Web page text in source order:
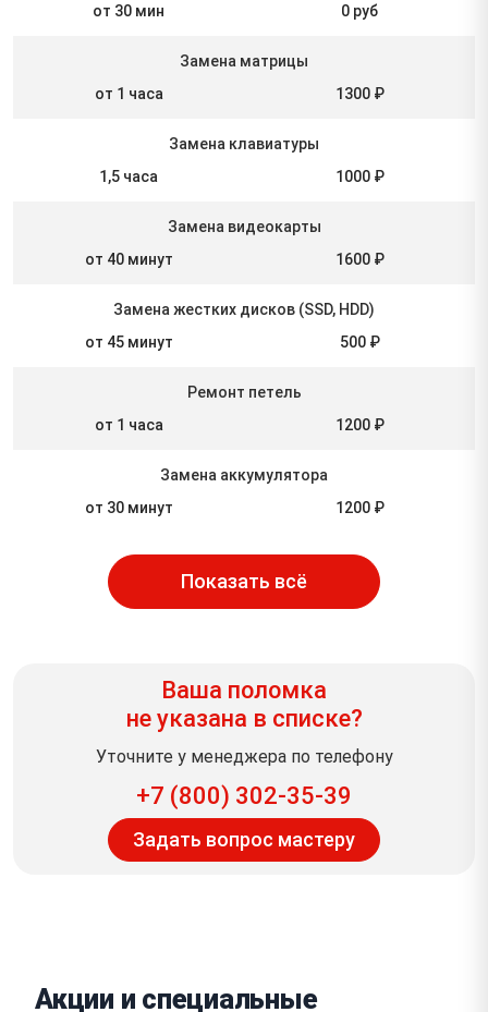
от 30 мин
0 руб
Замена матрицы
от 1 часа
1300 ₽
Замена клавиатуры
1,5 часа
1000 ₽
Замена видеокарты
от 40 минут
1600 ₽
Замена жестких дисков (SSD, HDD)
от 45 минут
500 ₽
Ремонт петель
от 1 часа
1200 ₽
Замена аккумулятора
от 30 минут
1200 ₽
Показать всё
Ваша поломка
не указана в списке?
Уточните у менеджера по телефону
+7 (800) 302-35-39
Задать вопрос мастеру
Акции и специальные